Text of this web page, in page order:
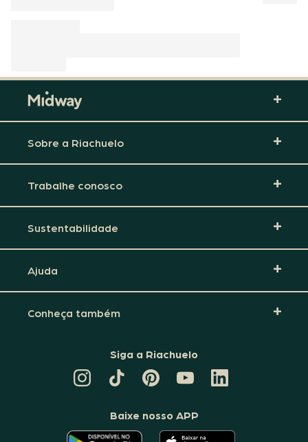
Sobre a Riachuelo
Trabalhe conosco
Sustentabilidade
Ajuda
Conheça também
Siga a Riachuelo
TIKTOK
DA
PINTEREST
DA
CANAL
DA
RIACHUELO
LINKEDIN
DA
Baixe nosso APP
O O